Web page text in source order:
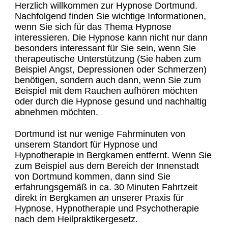
Herzlich willkommen zur Hypnose Dortmund.
Nachfolgend finden Sie wichtige Informationen,
wenn Sie sich für das Thema Hypnose
interessieren. Die Hypnose kann nicht nur dann
besonders interessant für Sie sein, wenn Sie
therapeutische Unterstützung (Sie haben zum
Beispiel Angst, Depressionen oder Schmerzen)
benötigen, sondern auch dann, wenn Sie zum
Beispiel mit dem Rauchen aufhören möchten
oder durch die Hypnose gesund und nachhaltig
abnehmen möchten.
Dortmund ist nur wenige Fahrminuten von
unserem Standort für Hypnose und
Hypnotherapie in Bergkamen entfernt. Wenn Sie
zum Beispiel aus dem Bereich der Innenstadt
von Dortmund kommen, dann sind Sie
erfahrungsgemäß in ca. 30 Minuten Fahrtzeit
direkt in Bergkamen an unserer Praxis für
Hypnose, Hypnotherapie und Psychotherapie
nach dem Heilpraktikergesetz.